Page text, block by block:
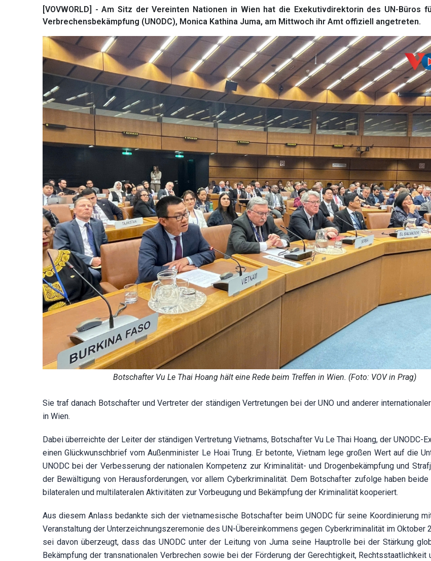
[VOVWORLD] - Am Sitz der Vereinten Nationen in Wien hat die Exekutivdirektorin des UN-Büros
Verbrechensbekämpfung (UNODC), Monica Kathina Juma, am Mittwoch ihr Amt offiziell angetreten.
Botschafter Vu Le Thai Hoang hält eine Rede beim Treffen in Wien. (Foto: VOV in Prag)
Sie traf danach Botschafter und Vertreter der ständigen Vertretungen bei der UNO und anderer
in Wien.
Dabei überreichte der Leiter der ständigen Vertretung Vietnams, Botschafter Vu Le Thai Hoang, der UNODC-
einen Glückwunschbrief vom Außenminister Le Hoai Trung. Er betonte, Vietnam lege großen Wert auf die
UNODC bei der Verbesserung der nationalen Kompetenz zur Kriminalität- und Drogenbekämpfung und
der Bewältigung von Herausforderungen, vor allem Cyberkriminalität. Dem Botschafter zufolge haben
bilateralen und multilateralen Aktivitäten zur Vorbeugung und Bekämpfung der Kriminalität kooperiert.
Aus diesem Anlass bedankte sich der vietnamesische Botschafter beim UNODC für seine Koordinierung
Veranstaltung der Unterzeichnungszeremonie des UN-Übereinkommens gegen Cyberkriminalität im Oktober
sei davon überzeugt, dass das UNODC unter der Leitung von Juma seine Hauptrolle bei der Stärkung
Bekämpfung der transnationalen Verbrechen sowie bei der Förderung der Gerechtigkeit, Rechtsstaatlichkeit